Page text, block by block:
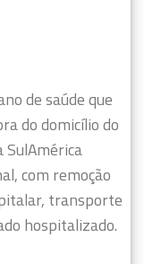
de saúde que
do domicílio do
SulAmérica
com remoção
transporte
hospitalizado.